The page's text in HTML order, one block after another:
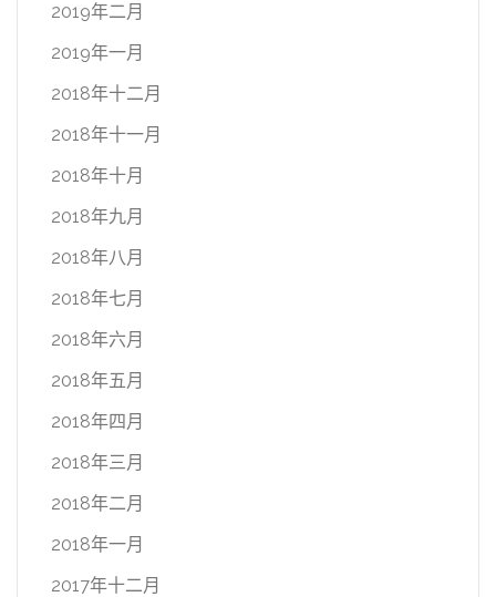
2019年二月
2019年一月
2018年十二月
2018年十一月
2018年十月
2018年九月
2018年八月
2018年七月
2018年六月
2018年五月
2018年四月
2018年三月
2018年二月
2018年一月
2017年十二月